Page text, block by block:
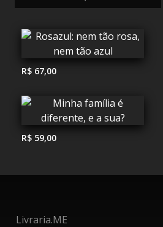
R$ 67,00
R$ 59,00
Livraria.ME